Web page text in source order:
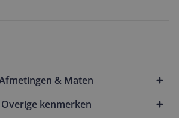
& Maten
Overige kenmerken